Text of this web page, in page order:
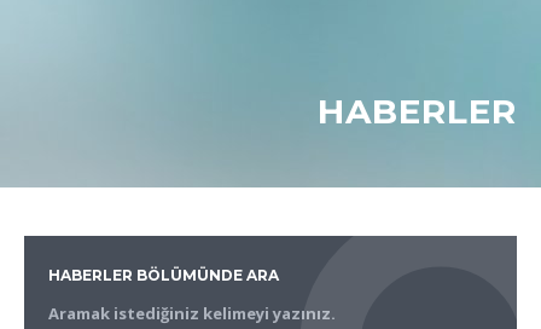
HABERLER
HABERLER BÖLÜMÜNDE ARA
Aramak istediğiniz kelimeyi yazınız.